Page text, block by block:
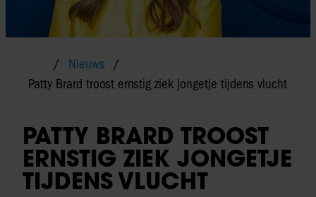
Nieuws
Patty Brard troost ernstig ziek jongetje tijdens vlucht
PATTY BRARD TROOST
ERNSTIG ZIEK JONGETJE
TIJDENS VLUCHT